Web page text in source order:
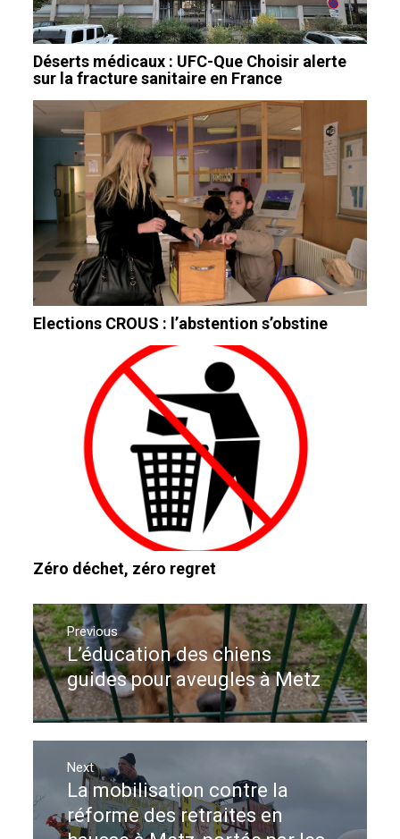
Déserts médicaux : UFC-Que Choisir alerte
sur la fracture sanitaire en France
Elections CROUS : l’abstention s’obstine
Zéro déchet, zéro regret
Navigation
de
l’article
Previous
Previous
post:
L’éducation des chiens
guides pour aveugles à Metz
Next
Next
post:
La mobilisation contre la
réforme des retraites en